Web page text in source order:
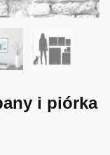
i piórka